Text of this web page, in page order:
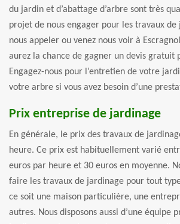
du jardin et d’abattage d’arbre sont très
projet de nous engager pour les travaux
nous appeler ou venez nous voir à
aurez la chance de gagner un devis gratuit
Engagez-nous pour l’entretien de votre
votre arbre si vous avez besoin d’une
Prix entreprise de jardinage
En générale, le prix des travaux de
heure. Ce prix est habituellement varié
euros par heure et 30 euros en moyenne.
faire les travaux de jardinage pour tout
ce soit une maison particulière, une
autres. Nous disposons aussi d’une équipe